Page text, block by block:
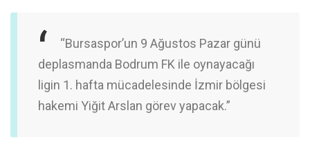
“Bursaspor’un 9 Ağustos Pazar günü
deplasmanda Bodrum FK ile oynayacağı
ligin 1. hafta mücadelesinde İzmir bölgesi
hakemi Yiğit Arslan görev yapacak.”